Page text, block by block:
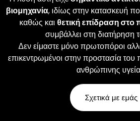
βιομηχανία, ιδίως στην κατασκευή
καθώς και θετική επίδραση στο
συμβάλλει στη
Δεν είμαστε μόνο πρωτοπόροι
επικεντρωμένοι στην προστασία του
ανθρώπινης
Σχετικά με εμάς